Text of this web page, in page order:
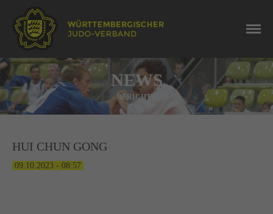
NEWS
BERICHTE
HUI CHUN GONG
09.10.2023 - 08:57